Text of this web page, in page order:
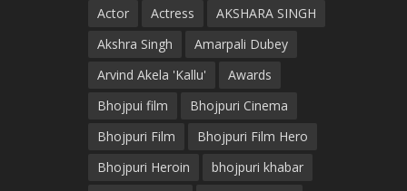
Actor Actress
AKSHARA SINGH
Akshra Singh
Amarpali Dubey
Arvind Akela 'Kallu'
Awards
Bhojpui film
Bhojpuri Cinema
Bhojpuri Film
Bhojpuri Film Hero
Bhojpuri Heroin
bhojpuri khabar